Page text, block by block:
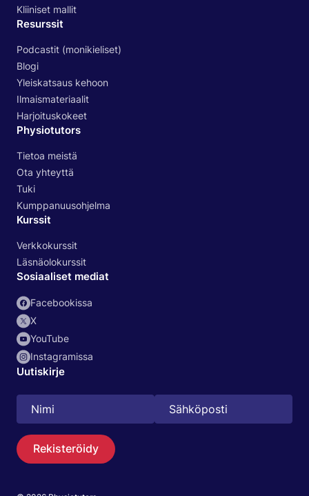
Kliiniset mallit
Resurssit
Podcastit (monikieliset)
Blogi
Yleiskatsaus kehoon
Ilmaismateriaalit
Harjoituskokeet
Physiotutors
Tietoa meistä
Ota yhteyttä
Tuki
Kumppanuusohjelma
Kurssit
Verkkokurssit
Läsnäolokurssit
Sosiaaliset mediat
Facebookissa
X
YouTube
Instagramissa
Uutiskirje
Rekisteröidy